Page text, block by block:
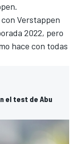
.
Verstappen
2022, pero
hace con todas
el test de Abu